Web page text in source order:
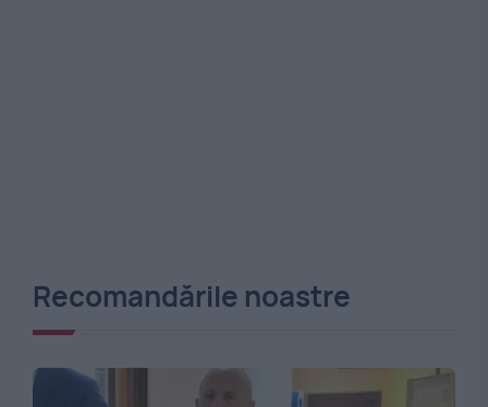
Recomandările noastre